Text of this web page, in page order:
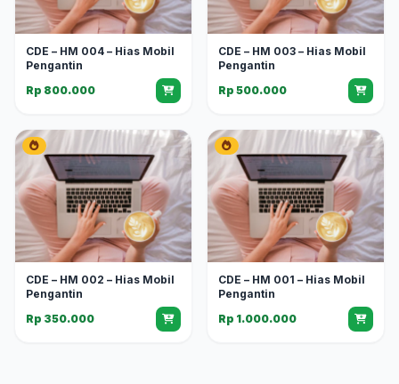
CDE – HM 004 – Hias Mobil
Pengantin
Rp 800.000
CDE – HM 003 – Hias Mobil
Pengantin
Rp 500.000
CDE – HM 002 – Hias Mobil
Pengantin
Rp 350.000
CDE – HM 001 – Hias Mobil
Pengantin
Rp 1.000.000